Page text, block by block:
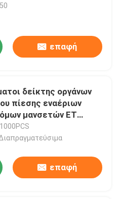
επαφή
δείκτης οργάνων
πίεσης εναέριων
μανσετών ET
μανσετών σωλήνων
επαφή